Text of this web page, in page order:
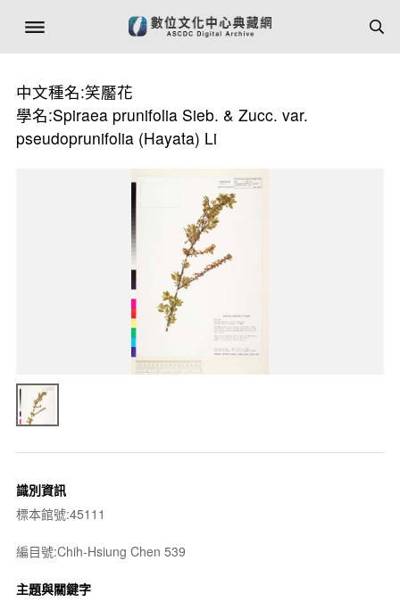
中文種名:笑靨花
學名:Spiraea prunifolia Sieb. & Zucc. var.
pseudoprunifolia (Hayata) Li
識別資訊
標本館號:45111
編目號:Chih-Hsiung Chen 539
主題與關鍵字